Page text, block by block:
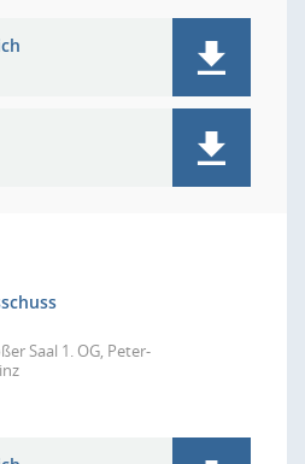
Saal 1. OG, Peter-